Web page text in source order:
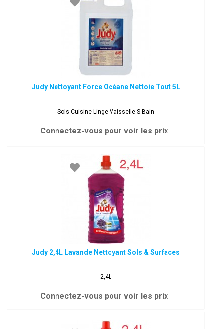
Judy Nettoyant Force Océane Nettoie Tout 5L
Sols-Cuisine-Linge-Vaisselle-S.Bain
Connectez-vous pour voir les prix
Judy 2,4L Lavande Nettoyant Sols & Surfaces
2,4L
Connectez-vous pour voir les prix